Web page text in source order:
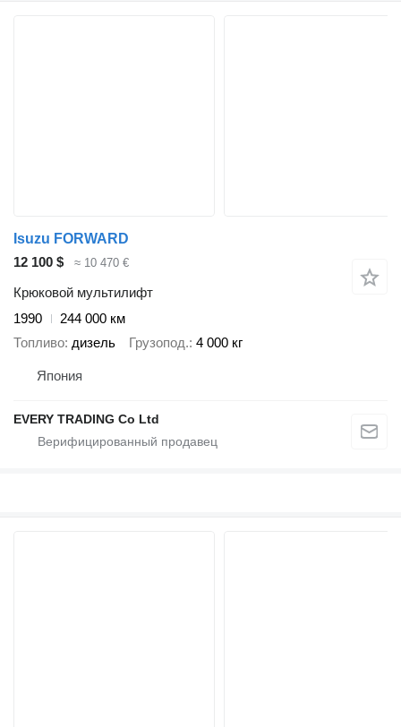
Isuzu FORWARD
12 100 $
≈ 10 470 €
Крюковой мультилифт
1990
244 000 км
Топливо дизель Грузопод. 4 000 кг
Япония
EVERY TRADING Co Ltd